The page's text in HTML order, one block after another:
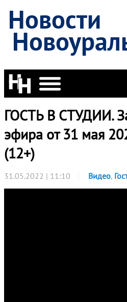
Новости
ГОСТЬ В СТУДИИ.
эфира от 31 мая
(12+)
31.05.2022 | 11:10 Видео,